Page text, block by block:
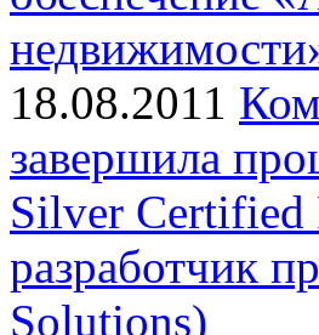
18.08.2011
завершила
Silver Certified
разработчик
Solutions)